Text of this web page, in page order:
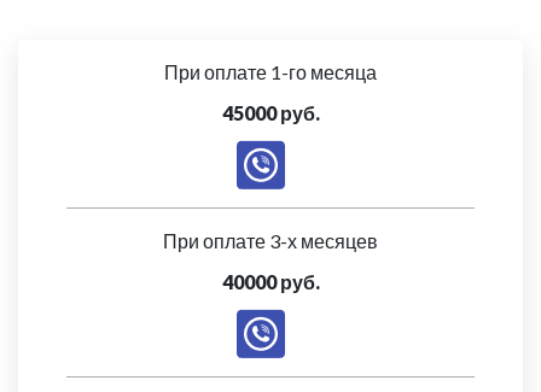
При оплате 1-го месяца
45000 руб.
При оплате 3-х месяцев
40000 руб.